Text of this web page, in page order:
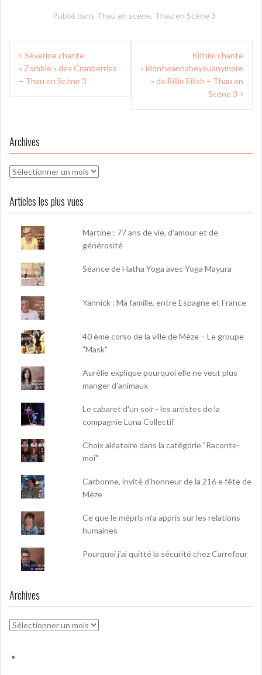
Publié dans Thau en scene, Thau en Scène 3
Navigation
de
l’article
Séverine chante
« Zombie » des Cranberries
– Thau en Scène 3
Kithim chante
« idontwannabeyouanymore
» de Billie Eilish – Thau en
Scène 3
Archives
Archives
Articles les plus vues
Martine : 77 ans de vie, d'amour et de
générosité
Séance de Hatha Yoga avec Yoga Mayura
Yannick : Ma famille, entre Espagne et France
40 ème corso de la ville de Mèze – Le groupe
"Mask"
Aurélie explique pourquoi elle ne veut plus
manger d’animaux
Le cabaret d'un soir - les artistes de la
compagnie Luna Collectif
Choix aléatoire dans la catégorie "Raconte-
moi"
Carbonne, invité d'honneur de la 216 e fête de
Mèze
Ce que le mépris m’a appris sur les relations
humaines
Pourquoi j'ai quitté la sécurité chez Carrefour
Archives
Archives